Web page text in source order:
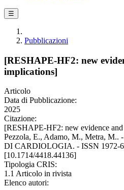
☰
Pubblicazioni
[RESHAPE-HF2: new
implications]
Articolo
Data di Pubblicazione:
2025
Citazione:
[RESHAPE-HF2: new evidence
Pezzola, E., Adamo, M., Metra,
DI CARDIOLOGIA. - ISSN 1972-
[10.1714/4418.44136]
Tipologia CRIS:
1.1 Articolo in rivista
Elenco autori: